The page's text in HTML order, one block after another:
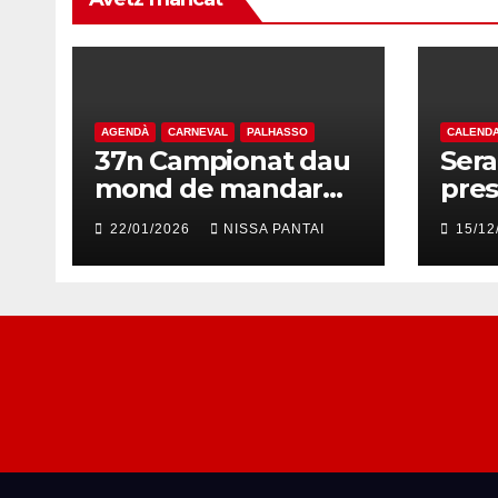
AGENDÀ CARNEVAL PALHASSO
37n Campionat dau
mond de mandar
dau Palhasso
22/01/2026 NISSA PANTAI 15/